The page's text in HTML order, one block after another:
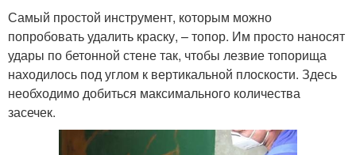
Самый простой инструмент, которым можно
попробовать удалить краску, – топор. Им просто наносят
удары по бетонной стене так, чтобы лезвие топорища
находилось под углом к вертикальной плоскости. Здесь
необходимо добиться максимального количества
засечек.